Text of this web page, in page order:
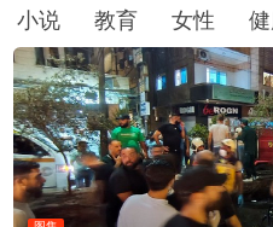
小说
教育 女性